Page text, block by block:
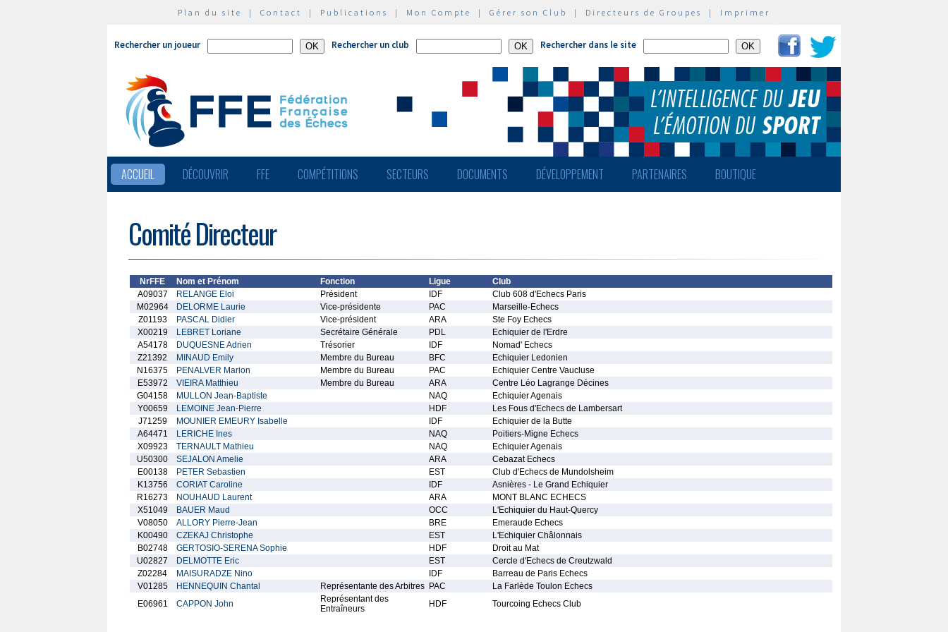
Plan du site | Contact | Publications | Mon Compte | Gérer son Club | Directeurs de Groupes | Imprimer
Rechercher un joueur Rechercher un club Rechercher dans le site
ACCUEIL DÉCOUVRIR FFE COMPÉTITIONS SECTEURS DOCUMENTS DÉVELOPPEMENT PARTENAIRES BOUTIQUE
Comité Directeur
NrFFE Nom et Prénom Fonction Ligue
Club
A09037
RELANGE Eloi Président IDF
Club 608 d'Echecs Paris
M02964
DELORME Laurie Vice-présidente PAC
Marseille-Echecs
Z01193
PASCAL Didier Vice-président ARA
Ste Foy Echecs
X00219
LEBRET Loriane Secrétaire Générale PDL
Echiquier de l'Erdre
A54178
DUQUESNE Adrien Trésorier IDF
Nomad' Echecs
Z21392
MINAUD Emily Membre du Bureau BFC
Echiquier Ledonien
N16375
PENALVER Marion Membre du Bureau PAC
Echiquier Centre Vaucluse
E53972
VIEIRA Matthieu Membre du Bureau ARA
Centre Léo Lagrange Décines
G04158
MULLON Jean-Baptiste NAQ
Echiquier Agenais
Y00659
LEMOINE Jean-Pierre HDF
Les Fous d'Echecs de Lambersart
J71259
MOUNIER EMEURY Isabelle IDF
Echiquier de la Butte
A64471
LERICHE Ines NAQ
Poitiers-Migne Echecs
X09923
TERNAULT Mathieu NAQ
Echiquier Agenais
U50300
SEJALON Amelie ARA
Cebazat Echecs
E00138
PETER Sebastien EST
Club d'Echecs de Mundolsheim
K13756
CORIAT Caroline IDF
Asnières - Le Grand Echiquier
R16273
NOUHAUD Laurent ARA
MONT BLANC ECHECS
X51049
BAUER Maud OCC
L'Echiquier du Haut-Quercy
V08050
ALLORY Pierre-Jean BRE
Emeraude Echecs
K00490
CZEKAJ Christophe EST
L'Echiquier Châlonnais
B02748
GERTOSIO-SERENA Sophie HDF
Droit au Mat
U02827
DELMOTTE Eric EST
Cercle d'Echecs de Creutzwald
Z02284
MAISURADZE Nino IDF
Barreau de Paris Echecs
V01285
HENNEQUIN Chantal Représentante des Arbitres PAC
La Farlède Toulon Echecs
E06961
CAPPON John
Représentant des
Entraîneurs
HDF Tourcoing Echecs Club